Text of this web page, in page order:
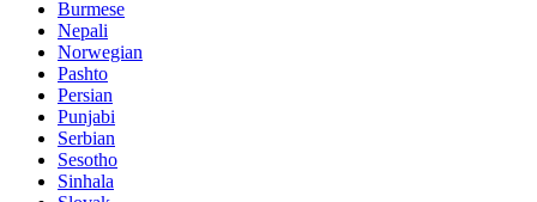
Burmese
Nepali
Norwegian
Pashto
Persian
Punjabi
Serbian
Sesotho
Sinhala